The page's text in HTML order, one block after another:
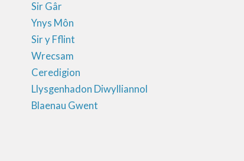
Sir Gâr
Ynys Môn
Sir y Fflint
Wrecsam
Ceredigion
Llysgenhadon Diwylliannol
Blaenau Gwent